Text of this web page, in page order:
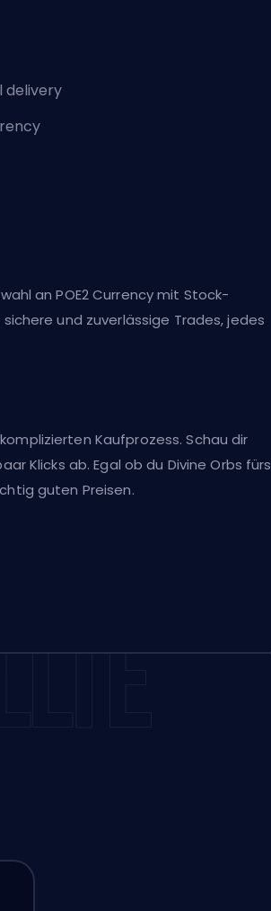
delivery
an POE2 Currency mit Stock-
und zuverlässige Trades, jedes
Kaufprozess. Schau dir
Klicks ab. Egal ob du Divine Orbs fürs
guten Preisen.